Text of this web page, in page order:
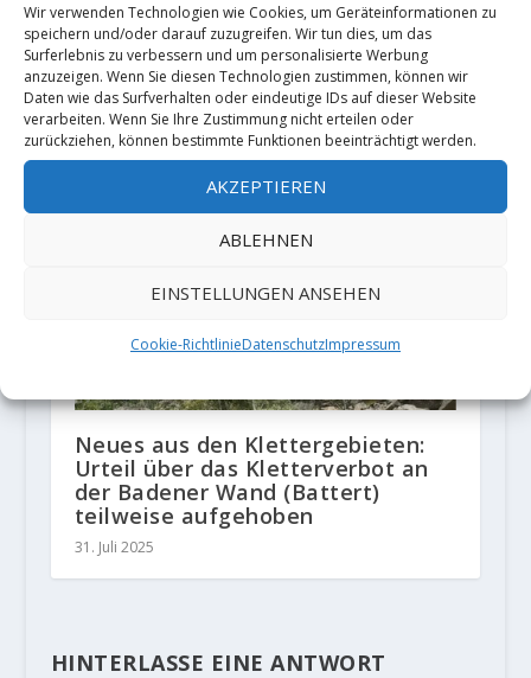
Wir verwenden Technologien wie Cookies, um Geräteinformationen zu
speichern und/oder darauf zuzugreifen. Wir tun dies, um das
Surferlebnis zu verbessern und um personalisierte Werbung
anzuzeigen. Wenn Sie diesen Technologien zustimmen, können wir
Daten wie das Surfverhalten oder eindeutige IDs auf dieser Website
verarbeiten. Wenn Sie Ihre Zustimmung nicht erteilen oder
zurückziehen, können bestimmte Funktionen beeinträchtigt werden.
AKZEPTIEREN
ABLEHNEN
EINSTELLUNGEN ANSEHEN
Cookie-RichtlinieDatenschutzImpressum
Alex Garriga meldet erste
Wiederholung von "Seta
ibérica" 9a+ in Cuenca
24. September 2020
Neues aus den Klettergebieten:
Urteil über das Kletterverbot an
der Badener Wand (Battert)
teilweise aufgehoben
31. Juli 2025
HINTERLASSE EINE ANTWORT